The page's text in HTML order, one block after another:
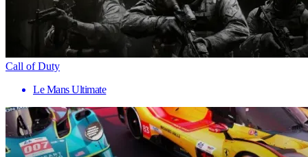
Call of Duty
Le Mans Ultimate